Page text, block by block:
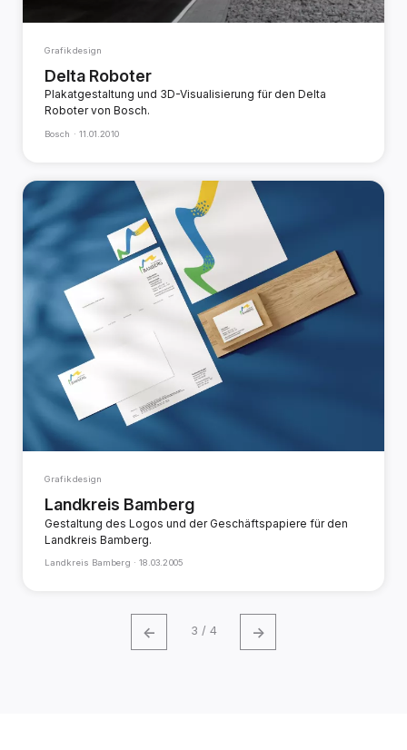
Grafikdesign
Delta Roboter
Plakatgestaltung und 3D-Visualisierung für den Delta
Roboter von Bosch.
Bosch · 11.01.2010
Grafikdesign
Landkreis Bamberg
Gestaltung des Logos und der Geschäftspapiere für den
Landkreis Bamberg.
Landkreis Bamberg · 18.03.2005
← 3 / 4 →